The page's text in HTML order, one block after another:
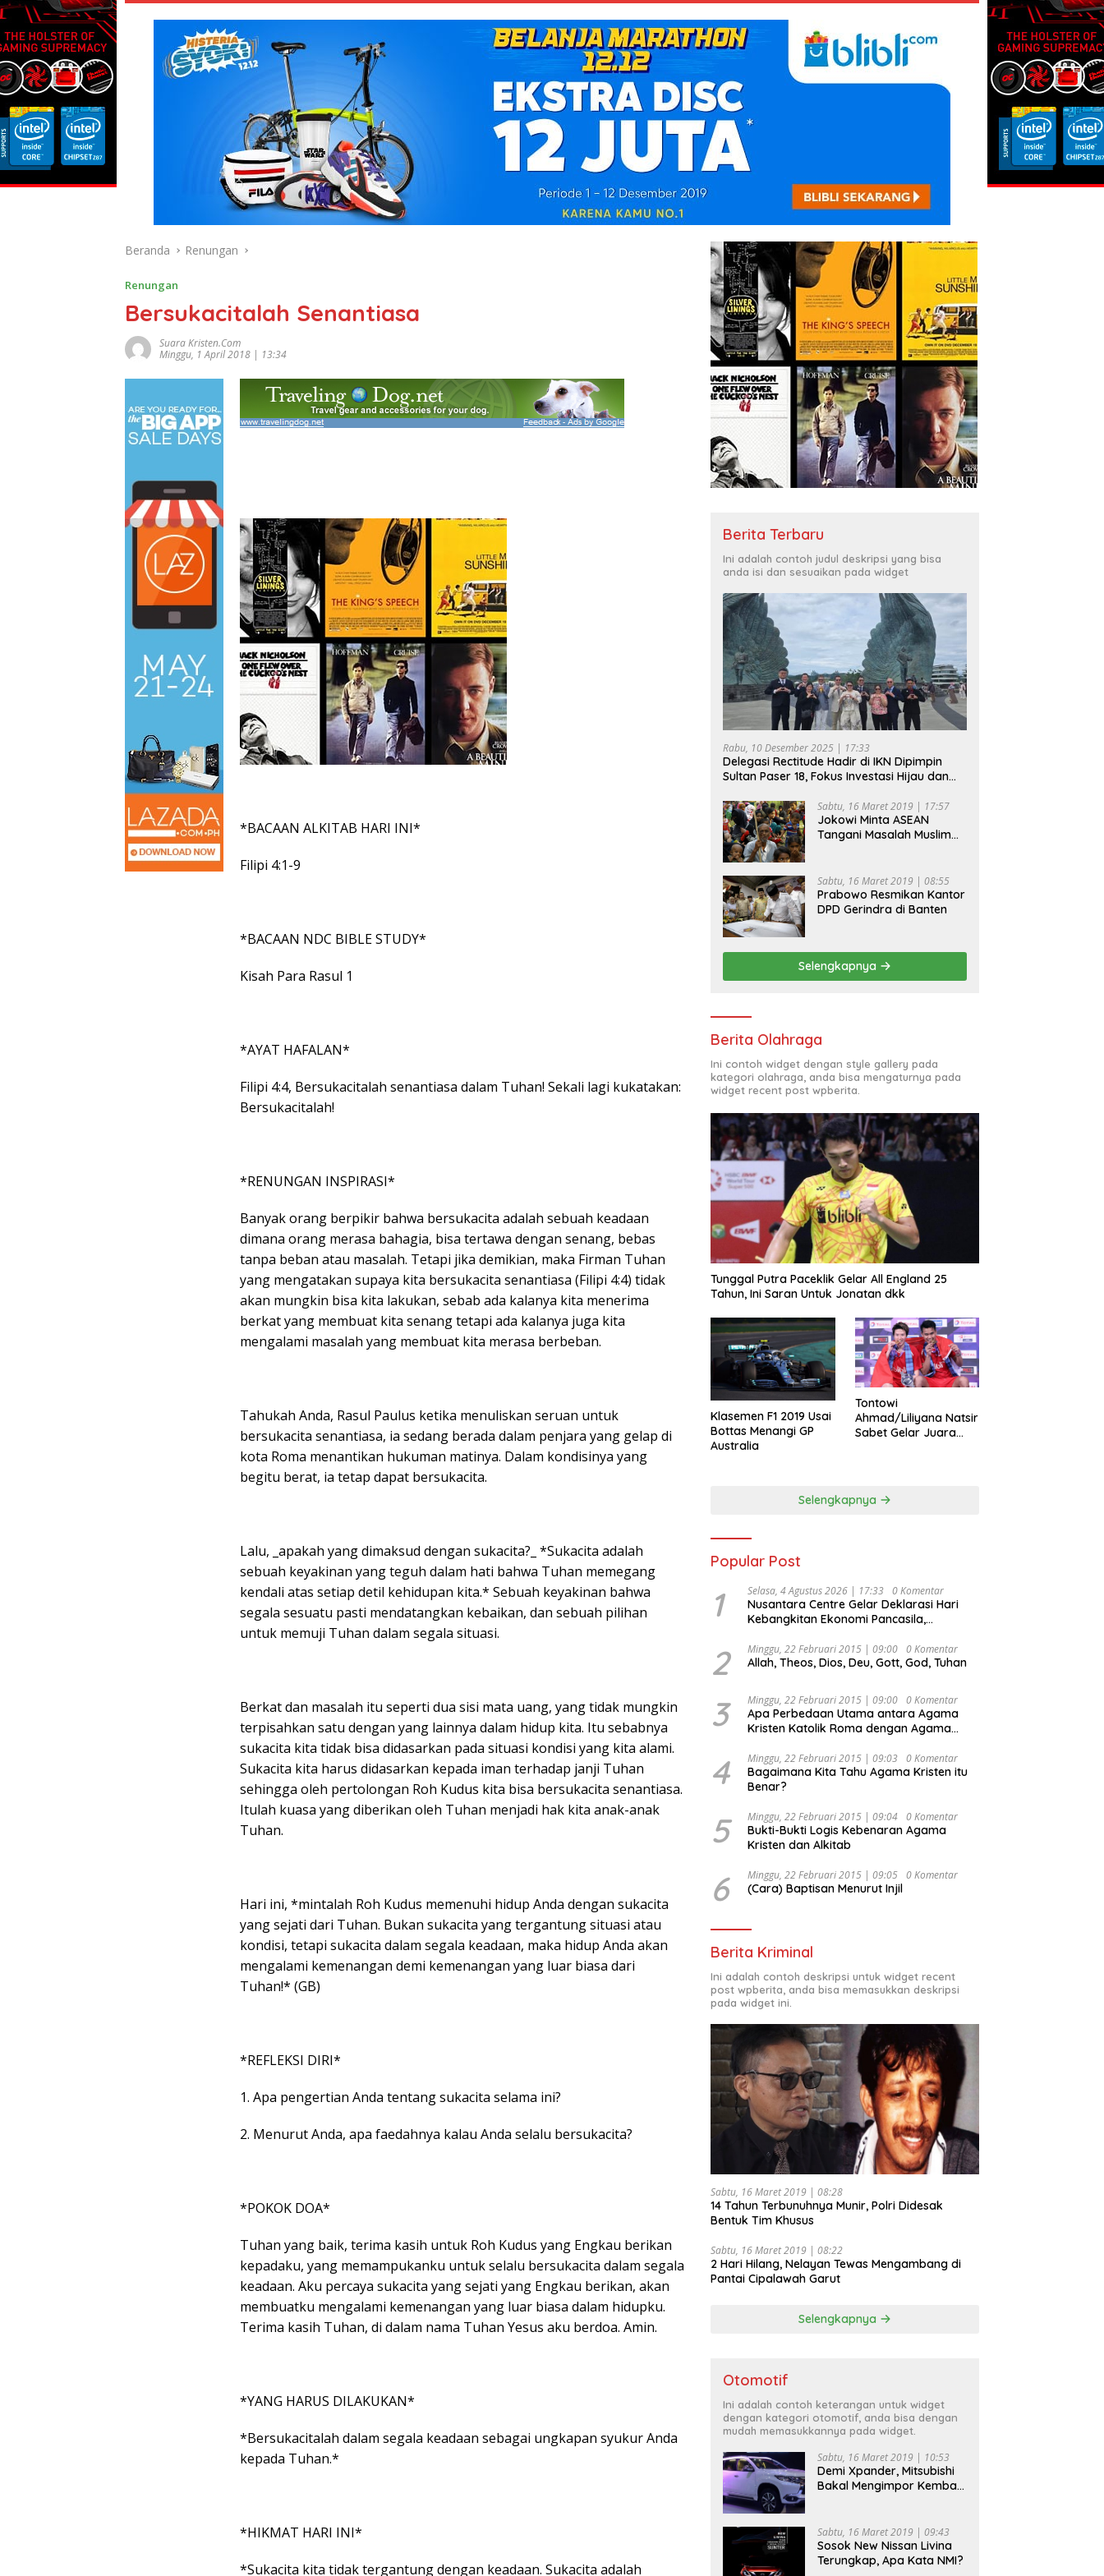
Beranda Renungan
Renungan
Bersukacitalah Senantiasa
Suara Kristen.com
Minggu, 1 April 2018 | 13:34
*BACAAN ALKITAB HARI INI*
Filipi 4:1-9
*BACAAN NDC BIBLE STUDY*
Kisah Para Rasul 1
*AYAT HAFALAN*
Filipi 4:4, Bersukacitalah senantiasa dalam Tuhan! Sekali lagi kukatakan:
Bersukacitalah!
*RENUNGAN INSPIRASI*
Banyak orang berpikir bahwa bersukacita adalah sebuah keadaan
dimana orang merasa bahagia, bisa tertawa dengan senang, bebas
tanpa beban atau masalah. Tetapi jika demikian, maka Firman Tuhan
yang mengatakan supaya kita bersukacita senantiasa (Filipi 4:4) tidak
akan mungkin bisa kita lakukan, sebab ada kalanya kita menerima
berkat yang membuat kita senang tetapi ada kalanya juga kita
mengalami masalah yang membuat kita merasa berbeban.
Tahukah Anda, Rasul Paulus ketika menuliskan seruan untuk
bersukacita senantiasa, ia sedang berada dalam penjara yang gelap di
kota Roma menantikan hukuman matinya. Dalam kondisinya yang
begitu berat, ia tetap dapat bersukacita.
Lalu, _apakah yang dimaksud dengan sukacita?_ *Sukacita adalah
sebuah keyakinan yang teguh dalam hati bahwa Tuhan memegang
kendali atas setiap detil kehidupan kita.* Sebuah keyakinan bahwa
segala sesuatu pasti mendatangkan kebaikan, dan sebuah pilihan
untuk memuji Tuhan dalam segala situasi.
Berkat dan masalah itu seperti dua sisi mata uang, yang tidak mungkin
terpisahkan satu dengan yang lainnya dalam hidup kita. Itu sebabnya
sukacita kita tidak bisa didasarkan pada situasi kondisi yang kita alami.
Sukacita kita harus didasarkan kepada iman terhadap janji Tuhan
sehingga oleh pertolongan Roh Kudus kita bisa bersukacita senantiasa.
Itulah kuasa yang diberikan oleh Tuhan menjadi hak kita anak-anak
Tuhan.
Hari ini, *mintalah Roh Kudus memenuhi hidup Anda dengan sukacita
yang sejati dari Tuhan. Bukan sukacita yang tergantung situasi atau
kondisi, tetapi sukacita dalam segala keadaan, maka hidup Anda akan
mengalami kemenangan demi kemenangan yang luar biasa dari
Tuhan!* (GB)
*REFLEKSI DIRI*
1. Apa pengertian Anda tentang sukacita selama ini?
2. Menurut Anda, apa faedahnya kalau Anda selalu bersukacita?
*POKOK DOA*
Tuhan yang baik, terima kasih untuk Roh Kudus yang Engkau berikan
kepadaku, yang memampukanku untuk selalu bersukacita dalam segala
keadaan. Aku percaya sukacita yang sejati yang Engkau berikan, akan
membuatku mengalami kemenangan yang luar biasa dalam hidupku.
Terima kasih Tuhan, di dalam nama Tuhan Yesus aku berdoa. Amin.
*YANG HARUS DILAKUKAN*
*Bersukacitalah dalam segala keadaan sebagai ungkapan syukur Anda
kepada Tuhan.*
*HIKMAT HARI INI*
*Sukacita kita tidak tergantung dengan keadaan. Sukacita adalah
Berita Terbaru
Ini adalah contoh judul deskripsi yang bisa
anda isi dan sesuaikan pada widget
Rabu, 10 Desember 2025 | 17:33
Delegasi Rectitude Hadir di IKN Dipimpin
Sultan Paser 18, Fokus Investasi Hijau dan
Sabtu, 16 Maret 2019 | 17:57
Jokowi Minta ASEAN
Tangani Masalah Muslim
Sabtu, 16 Maret 2019 | 08:55
Prabowo Resmikan Kantor
DPD Gerindra di Banten
Selengkapnya
Berita Olahraga
Ini contoh widget dengan style gallery pada
kategori olahraga, anda bisa mengaturnya pada
widget recent post wpberita.
Tunggal Putra Paceklik Gelar All England 25
Tahun, Ini Saran Untuk Jonatan dkk
Klasemen F1 2019 Usai
Bottas Menangi GP
Australia
Tontowi
Ahmad/Liliyana Natsir
Sabet Gelar Juara
Selengkapnya
Popular Post
1 Selasa, 4 Agustus 2026 | 17:33 0 Komentar
Nusantara Centre Gelar Deklarasi Hari
Kebangkitan Ekonomi Pancasila,
Djojohadikusumo Anti Penjajahan
(Pergolakan Ekonomi Politik Indonesia) &
Undang Perekonomian Nasional dan
Kesejahteraan Sosial dalam Menata
Bangsa Menuju Indonesia Emas 2045”,
2 Minggu, 22 Februari 2015 | 09:00 0 Komentar
Allah, Theos, Dios, Deu, Gott, God, Tuhan
3 Minggu, 22 Februari 2015 | 09:00 0 Komentar
Apa Perbedaan Utama antara Agama
Kristen Katolik Roma dengan Agama
4 Minggu, 22 Februari 2015 | 09:03 0 Komentar
Bagaimana Kita Tahu Agama Kristen itu
Benar?
5 Minggu, 22 Februari 2015 | 09:04 0 Komentar
Bukti-Bukti Logis Kebenaran Agama
Kristen dan Alkitab
6 Minggu, 22 Februari 2015 | 09:05 0 Komentar
(Cara) Baptisan Menurut Injil
Berita Kriminal
Ini adalah contoh deskripsi untuk widget recent
post wpberita, anda bisa memasukkan deskripsi
pada widget ini.
Sabtu, 16 Maret 2019 | 08:28
14 Tahun Terbunuhnya Munir, Polri Didesak
Bentuk Tim Khusus
Sabtu, 16 Maret 2019 | 08:22
2 Hari Hilang, Nelayan Tewas Mengambang di
Pantai Cipalawah Garut
Selengkapnya
Otomotif
Ini adalah contoh keterangan untuk widget
dengan kategori otomotif, anda bisa dengan
mudah memasukkannya pada widget.
Sabtu, 16 Maret 2019 | 10:53
Demi Xpander, Mitsubishi
Bakal Mengimpor Kembali
Sabtu, 16 Maret 2019 | 09:43
Sosok New Nissan Livina
Terungkap, Apa Kata NMI?